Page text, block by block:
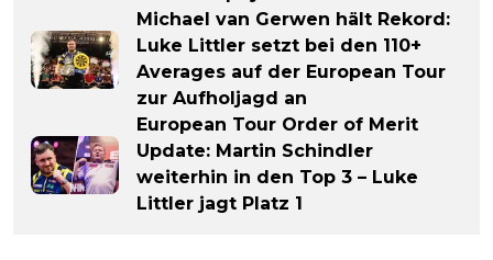
Michael van Gerwen hält Rekord:
Luke Littler setzt bei den 110+
Averages auf der European Tour
zur Aufholjagd an
European Tour Order of Merit
Update: Martin Schindler
weiterhin in den Top 3 – Luke
Littler jagt Platz 1